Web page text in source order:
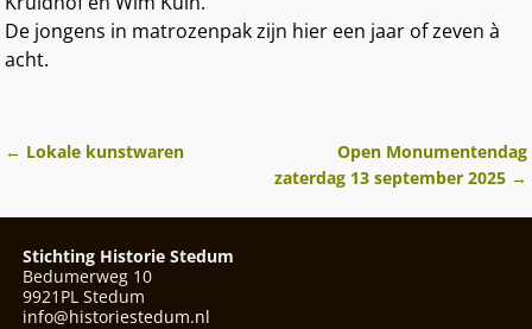
De jongens in matrozenpak zijn hier een jaar of zeven à
acht.
← Lokale kunstwaren
Open Monumentendag
zaterdag 13 september 2025 →
Stichting Historie Stedum
Bedumerweg 10
9921PL Stedum
info@historiestedum.nl